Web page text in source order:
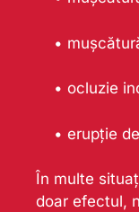
•
• ocluzie
• erupție
În multe
doar efectul,